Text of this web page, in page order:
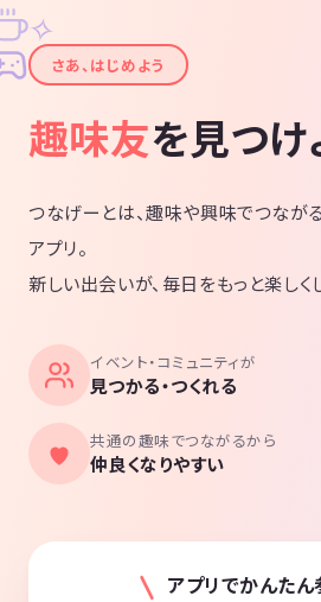
✦
✧
さあ、はじめよう
趣味友を見つけ
つなげーとは、趣味や興味でつながる
アプリ。
新しい出会いが、毎日をもっと楽しく
イベント・コミュニティが
見つかる・つくれる
共通の趣味でつながるから
仲良くなりやすい
アプリでかんたん